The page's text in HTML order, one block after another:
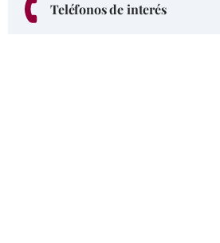
Teléfonos de interés